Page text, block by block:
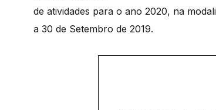
de atividades para o ano 2020, na
a 30 de Setembro de 2019.